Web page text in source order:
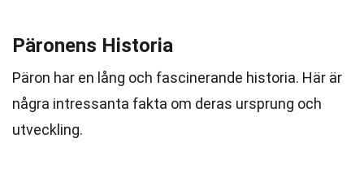
Päronens Historia
Päron har en lång och fascinerande historia. Här är
några intressanta fakta om deras ursprung och
utveckling.